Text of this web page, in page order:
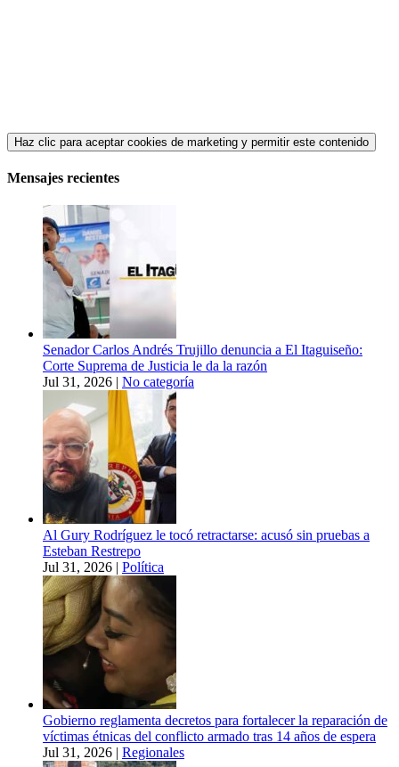
Haz clic para aceptar cookies de marketing y permitir este contenido
Mensajes recientes
Senador Carlos Andrés Trujillo denuncia a El Itaguiseño:
Corte Suprema de Justicia le da la razón
Jul 31, 2026 | No categoría
Al Gury Rodríguez le tocó retractarse: acusó sin pruebas a
Esteban Restrepo
Jul 31, 2026 | Política
Gobierno reglamenta decretos para fortalecer la reparación de
víctimas étnicas del conflicto armado tras 14 años de espera
Jul 31, 2026 | Regionales